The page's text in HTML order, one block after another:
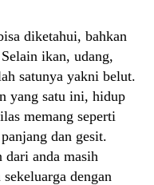
diketahui, bahkan
ikan, udang,
satunya yakni belut.
yang satu ini, hidup
memang seperti
dan gesit.
dari anda masih
dengan